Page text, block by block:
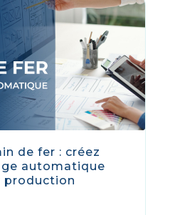
de fer : créez
automatique
production